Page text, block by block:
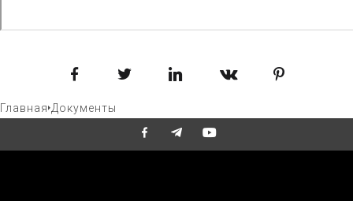
Facebook Twitter LinkedIn VKontakte
Главная Документы